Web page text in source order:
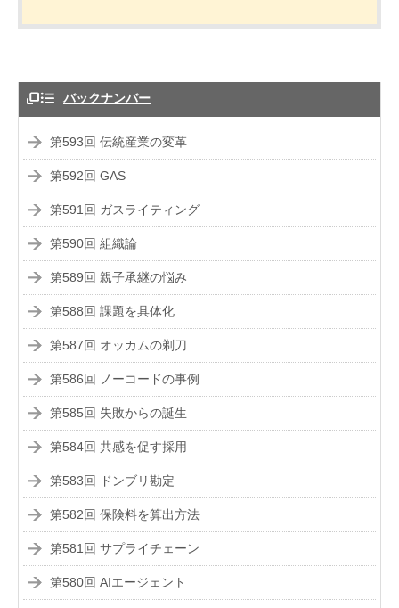
バックナンバー
第593回 伝統産業の変革
第592回 GAS
第591回 ガスライティング
第590回 組織論
第589回 親子承継の悩み
第588回 課題を具体化
第587回 オッカムの剃刀
第586回 ノーコードの事例
第585回 失敗からの誕生
第584回 共感を促す採用
第583回 ドンブリ勘定
第582回 保険料を算出方法
第581回 サプライチェーン
第580回 AIエージェント